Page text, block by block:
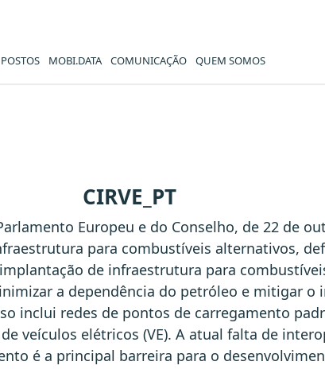
MOBI.DATA COMUNICAÇÃO QUEM SOMOS
CIRVE_PT
Europeu e do Conselho, de 22 de
para combustíveis alternativos,
de infraestrutura para
a dependência do petróleo e mitigar o
inclui redes de pontos de carregamento
veículos elétricos (VE). A atual falta de
é a principal barreira para o